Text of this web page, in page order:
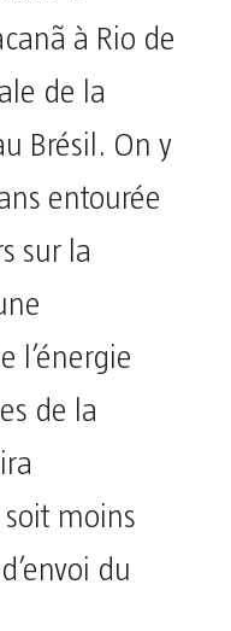
à Rio de
de la
Brésil. On y
entourée
sur la
l’énergie
de la
moins
du